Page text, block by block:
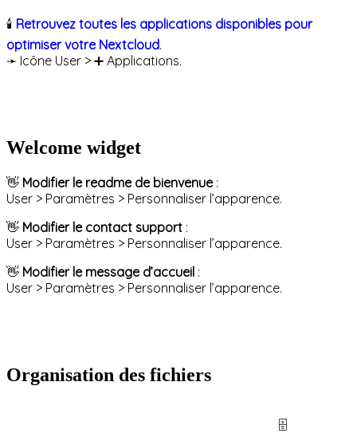
🕯 Retrouvez toutes les applications disponibles pour
optimiser votre Nextcloud.
➛ Icône User > ➕ Applications.
Welcome widget
👋 Modifier le readme de bienvenue:
User > Paramètres > Personnaliser l’apparence.
👋 Modifier le contact support :
User > Paramètres > Personnaliser l’apparence.
👋 Modifier le message d’accueil :
User > Paramètres > Personnaliser l’apparence.
Organisation des fichiers
🗄